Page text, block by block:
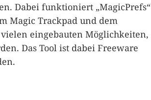
Dabei funktioniert „MagicPrefs“
Magic Trackpad und dem
eingebauten Möglichkeiten,
Das Tool ist dabei Freeware